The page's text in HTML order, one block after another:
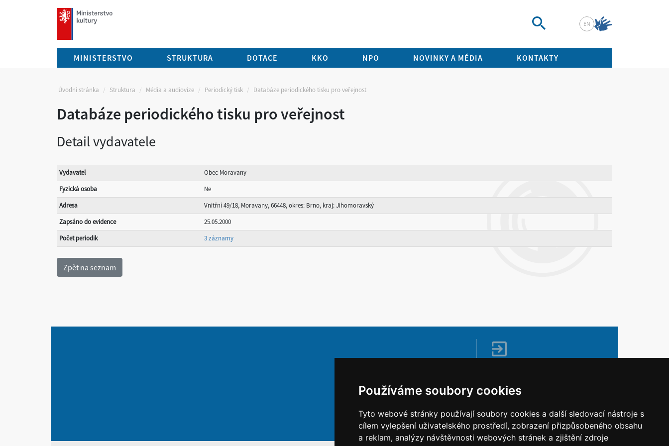
Používáme soubory cookies
Tyto webové stránky používají soubory cookies a další sledovací nástroje s
cílem vylepšení uživatelského prostředí, zobrazení přizpůsobeného obsahu
a reklam, analýzy návštěvnosti webových stránek a zjištění zdroje
mkcr.cz
EN
MINISTERSTVO STRUKTURA DOTACE KKO NPO NOVINKY A MÉDIA KONTAKTY
Úvodní stránka Struktura Média a audiovize Periodický tisk Databáze periodického tisku pro veřejnost
Databáze periodického tisku pro veřejnost
Detail vydavatele
Vydavatel
Obec Moravany
Fyzická osoba
Ne
Adresa
Vnitřní 49/18, Moravany, 66448, okres: Brno, kraj: Jihomoravský
Zapsáno do evidence
25.05.2000
Počet periodik
3 záznamy
dotazy nezůstanou bez odezvy.
Chci napsat MKČR